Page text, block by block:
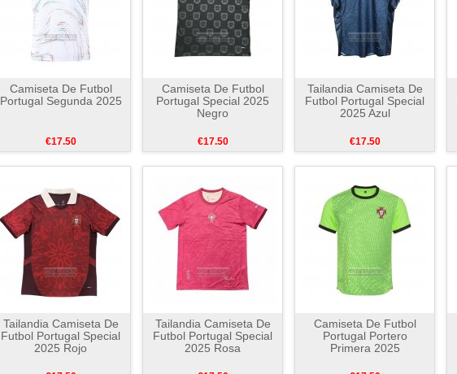
Camiseta De Futbol
Portugal Segunda 2025
€17.50
Camiseta De Futbol
Portugal Special 2025
Negro
€17.50
Tailandia Camiseta De
Futbol Portugal Special
2025 Azul
€17.50
Tailandia Camiseta De
Futbol Portugal Special
2025 Rojo
Tailandia Camiseta De
Futbol Portugal Special
2025 Rosa
Camiseta De Futbol
Portugal Portero
Primera 2025